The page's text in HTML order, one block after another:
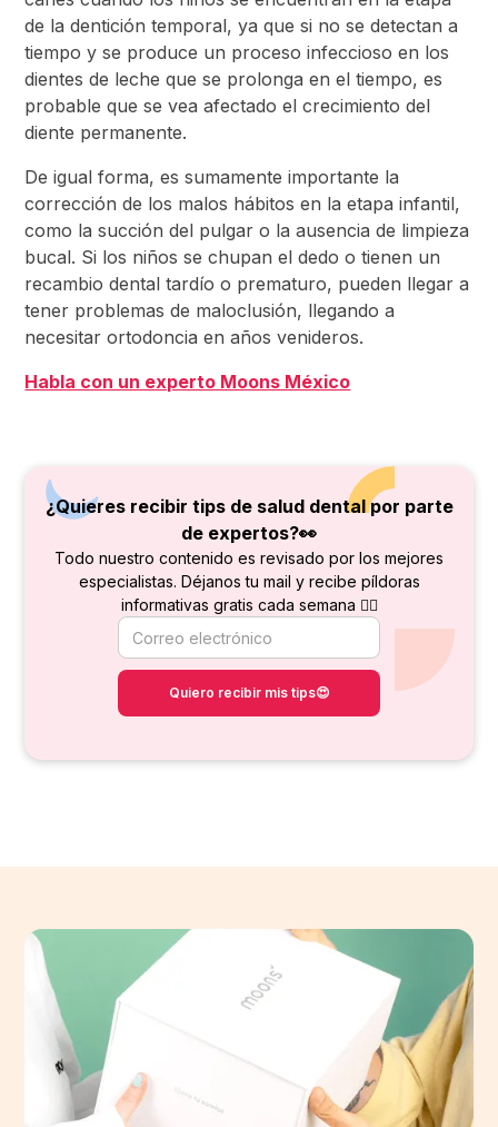
de la dentición temporal, ya que si no se detectan a
tiempo y se produce un proceso infeccioso en los
dientes de leche que se prolonga en el tiempo, es
probable que se vea afectado el crecimiento del
diente permanente.
De igual forma, es sumamente importante la
corrección de los malos hábitos en la etapa infantil,
como la succión del pulgar o la ausencia de limpieza
bucal. Si los niños se chupan el dedo o tienen un
recambio dental tardío o prematuro, pueden llegar a
tener problemas de maloclusión, llegando a
necesitar ortodoncia en años venideros.
Habla con un experto Moons México
¿Quieres recibir tips de salud dental por parte
de expertos?👀
Todo nuestro contenido es revisado por los mejores
especialistas. Déjanos tu mail y recibe píldoras
informativas gratis cada semana 👇🏻